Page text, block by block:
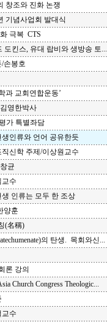
창조와 진화 논쟁
기념사업회 발대식
극복 CTS
도킨스, 유대 랍비와 생방송 토...
손봉호
과 교회연합운동’
영한박사
가 특별좌담
인류와 언어 공유한듯
신학 주제/이상원교수
균
교수
인류는 모두 한 조상
양훈
(名稱)
의 탄생. 목회와신...
론 강의
Church Congress Theologic...
교수